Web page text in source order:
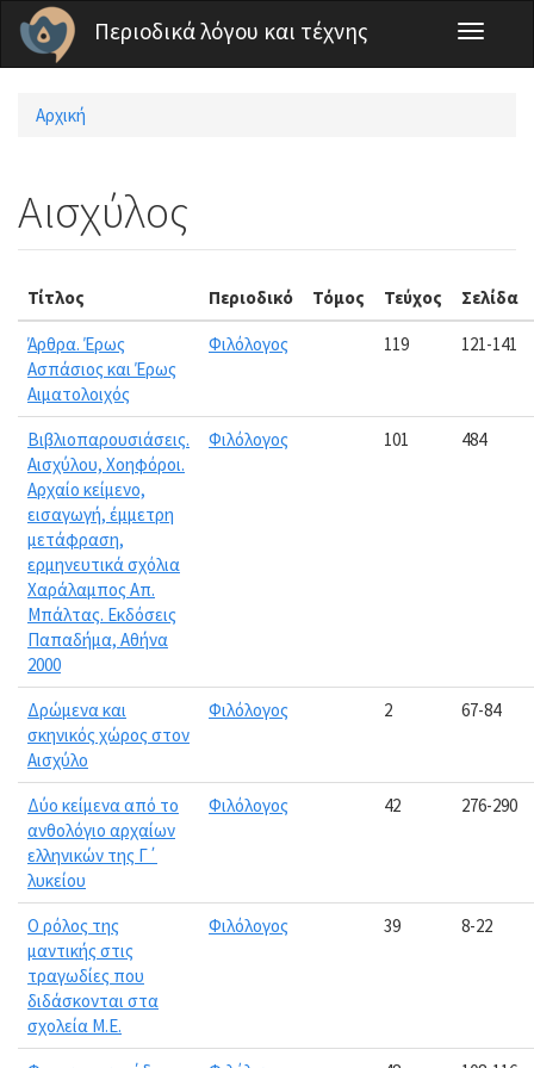
Παράκαμψη προς το κυρίως περιεχόμενο
Περιοδικά λόγου και τέχνης
Toggle
Είστε εδώ
Αρχική
Αισχύλος
Τίτλος Περιοδικό Τόμος Τεύχος Σελίδα
Άρθρα. Έρως
Ασπάσιος και Έρως
Αιματολοιχός
Φιλόλογος 119 121-141
Βιβλιοπαρουσιάσεις.
Αισχύλου, Χοηφόροι.
Αρχαίο κείμενο,
εισαγωγή, έμμετρη
μετάφραση,
ερμηνευτικά σχόλια
Χαράλαμπος Απ.
Μπάλτας. Εκδόσεις
Παπαδήμα, Αθήνα
2000
Φιλόλογος 101 484
Δρώμενα και
σκηνικός χώρος στον
Αισχύλο
Φιλόλογος 2 67-84
Δύο κείμενα από το
ανθολόγιο αρχαίων
ελληνικών της Γ΄
λυκείου
Φιλόλογος 42 276-290
Ο ρόλος της
μαντικής στις
τραγωδίες που
διδάσκονται στα
σχολεία Μ.Ε.
Φιλόλογος 39 8-22